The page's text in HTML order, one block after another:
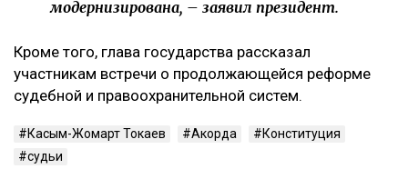
модернизирована, – заявил президент.
Кроме того, глава государства рассказал
участникам встречи о продолжающейся реформе
судебной и правоохранительной систем.
Касым-Жомарт Токаев Акорда
Конституция
судьи